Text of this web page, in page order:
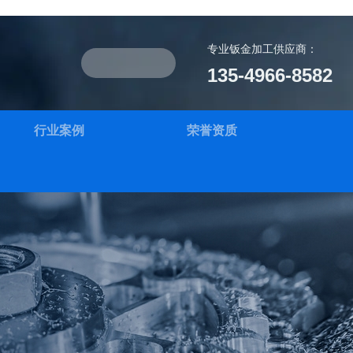
专业钣金加工供应商：
135-4966-8582
行业案例 荣誉资质